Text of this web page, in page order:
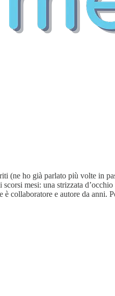
(ne ho già parlato più volte in
mesi: una strizzata
collaboratore e autore da anni.